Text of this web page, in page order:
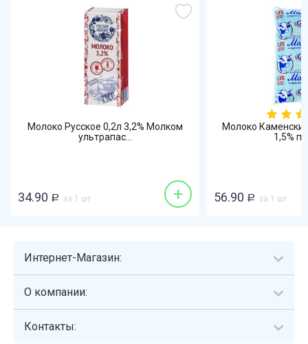
Молоко Русское 0,2л 3,2% Молком
ультрапас...
34.90 Р за 1 шт +
Молоко
1,5%
56.90 Р за 1 шт
Интернет-Магазин:
О компании:
Контакты: